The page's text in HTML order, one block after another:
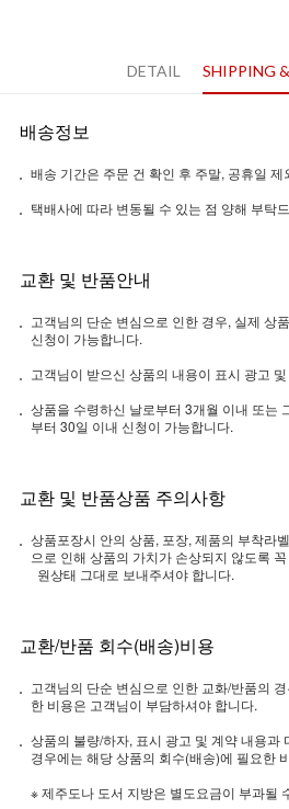
DETAIL SHIPPING
배송정보
배송 기간은 주문 건 확인 후 주말, 공휴일
택배사에 따라 변동될 수 있는 점 양해 부탁
교환 및 반품안내
고객님의 단순 변심으로 인한 경우, 실제 상
신청이 가능합니다.
고객님이 받으신 상품의 내용이 표시 광고
상품을 수령하신 날로부터 3개월 이내 또는
부터 30일 이내 신청이 가능합니다.
교환 및 반품상품 주의사항
상품포장시 안의 상품, 포장, 제품의 부착라
으로 인해 상품의 가치가 손상되지 않도록
원상태 그대로 보내주셔야 합니다.
교환/반품 회수(배송)비용
고객님의 단순 변심으로 인한 교화/반품의
한 비용은 고객님이 부담하셔야 합니다.
상품의 불량/하자, 표시 광고 및 계약 내용과
경우에는 해당 상품의 회수(배송)에 필요한
※ 제주도나 도서 지방은 별도요금이 부과될